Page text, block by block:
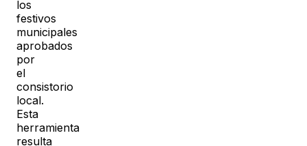
los
festivos
municipales
aprobados
por
el
consistorio
local.
Esta
herramienta
resulta